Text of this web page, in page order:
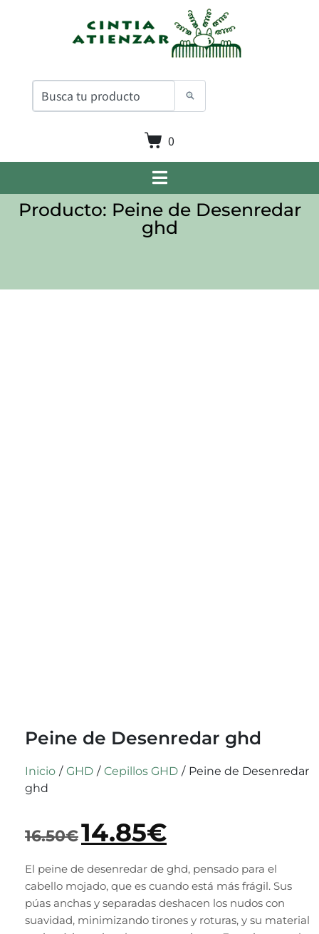
0
Producto: Peine de Desenredar
ghd
Peine de Desenredar ghd
Inicio / GHD / Cepillos GHD / Peine de Desenredar
ghd
16.50€14.85€
El peine de desenredar de ghd, pensado para el
cabello mojado, que es cuando está más frágil. Sus
púas anchas y separadas deshacen los nudos con
suavidad, minimizando tirones y roturas, y su material